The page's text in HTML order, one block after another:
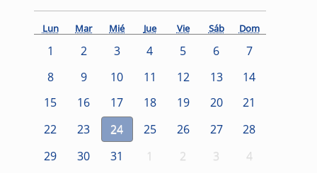
Lun Mar Mié Jue Vie Sáb Dom
1 2 3 4 5 6
7
8
9 10 11 12 13
14
15
16 17 18 19 20
21
22
23 24 25 26 27
28
29
30 31 1 2 3 4